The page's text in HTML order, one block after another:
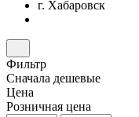
г. Хабаровск
Фильтр
Сначала дешевые
Цена
Розничная цена